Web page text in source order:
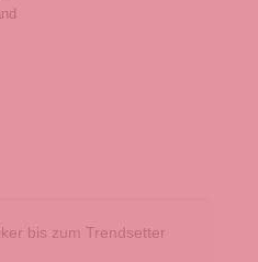
bis zum Trendsetter